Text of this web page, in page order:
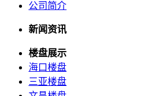
公司简介
新闻资讯
楼盘展示
海口楼盘
三亚楼盘